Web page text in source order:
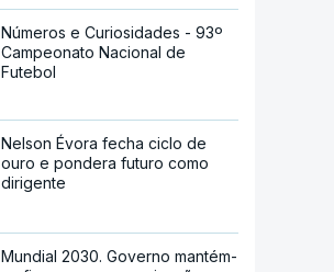
Números e Curiosidades - 93º
Campeonato Nacional de
Futebol
Nelson Évora fecha ciclo de
ouro e pondera futuro como
dirigente
Mundial 2030. Governo mantém-